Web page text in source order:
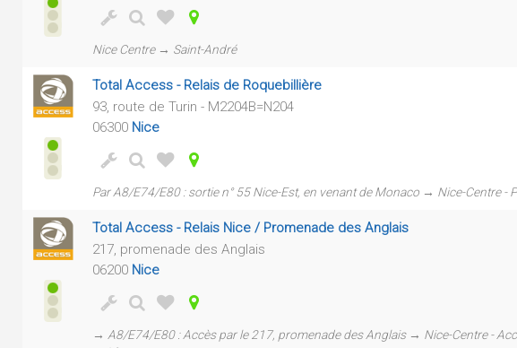
Nice Centre → Saint-André
Total Access - Relais de Roquebillière
93, route de Turin - M2204B=N204
06300 Nice
Par A8/E74/E80 : sortie n° 55 Nice-Est, en venant de Monaco → Nice-Centre -
Total Access - Relais Nice / Promenade des Anglais
217, promenade des Anglais
06200 Nice
→ A8/E74/E80 : Accès par le 217, promenade des Anglais → Nice-Centre -